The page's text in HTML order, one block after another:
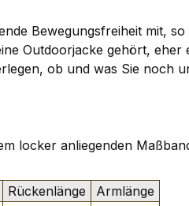
Bewegungsfreiheit mit,
Outdoorjacke gehört,
ob und was Sie noch
locker anliegenden
Rückenlänge
Armlänge